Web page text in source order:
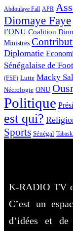
Abdoulaye Fall APR
Diomaye Faye
l’ONU Coalition
Ministres
Diplomatie
Sénégalaise de
(FSF) Lutte Macky
Nécrologie ONU
Politique
est qui?
Sports Sénégal
K-RADIO TV
C’est un
d’idées et